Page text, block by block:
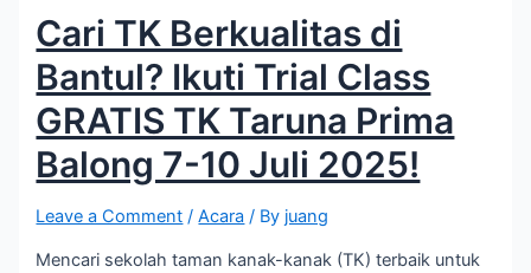
Cari TK Berkualitas di
Bantul? Ikuti Trial Class
GRATIS TK Taruna Prima
Balong 7-10 Juli 2025!
Leave a Comment /Acara / By juang
Mencari sekolah taman kanak-kanak (TK) terbaik untuk